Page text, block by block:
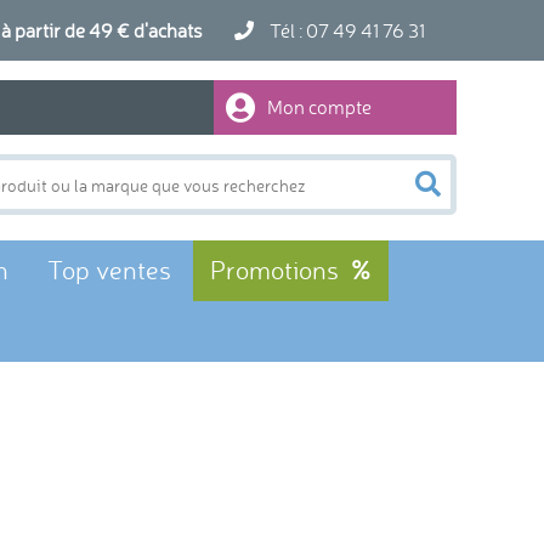
partir de 49 € d'achats Tél : 07 49 41 76 31
Mon compte
Top ventes
Promotions